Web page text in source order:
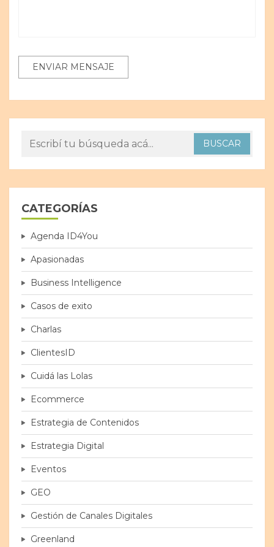
CATEGORÍAS
Agenda ID4You
Apasionadas
Business Intelligence
Casos de exito
Charlas
ClientesID
Cuidá las Lolas
Ecommerce
Estrategia de Contenidos
Estrategia Digital
Eventos
GEO
Gestión de Canales Digitales
Greenland